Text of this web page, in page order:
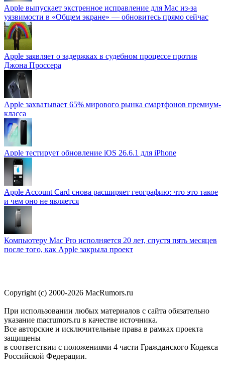
Apple выпускает экстренное исправление для Mac из-за
уязвимости в «Общем экране» — обновитесь прямо сейчас
Apple заявляет о задержках в судебном процессе против
Джона Проссера
Apple захватывает 65% мирового рынка смартфонов премиум-
класса
Apple тестирует обновление iOS 26.6.1 для iPhone
Apple Account Card снова расширяет географию: что это такое
и чем оно не является
Компьютеру Mac Pro исполняется 20 лет, спустя пять месяцев
после того, как Apple закрыла проект
Copyright (c) 2000-2026 MacRumors.ru
При использовании любых материалов с сайта обязательно
указание macrumors.ru в качестве источника.
Все авторские и исключительные права в рамках проекта
защищены
в соответствии с положениями 4 части Гражданского Кодекса
Российской Федерации.